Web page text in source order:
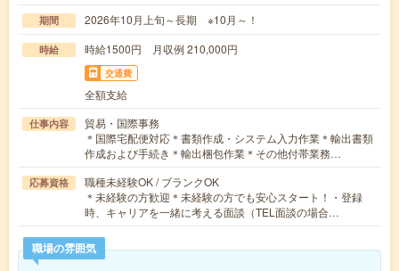
期間 2026年10月上旬～長期 ※10月～！
時給 時給1500円 月収例 210,000円
交通費
全額支給
仕事内容
貿易・国際事務
＊国際宅配便対応＊書類作成・システム入力作業＊輸出書類
作成および手続き＊輸出梱包作業＊その他付帯業務…
応募資格
職種未経験OK / ブランクOK
＊未経験の方歓迎＊未経験の方でも安心スタート！・登録
時、キャリアを一緒に考える面談（TEL面談の場合…
職場の雰囲気